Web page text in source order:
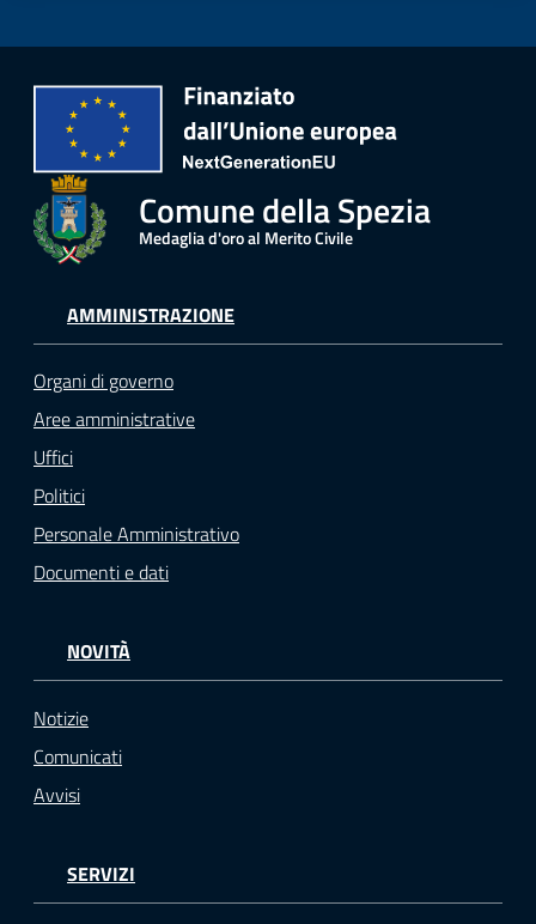
Comune della Spezia
Medaglia d'oro al Merito Civile
AMMINISTRAZIONE
Organi di governo
Aree amministrative
Uffici
Politici
Personale Amministrativo
Documenti e dati
NOVITÀ
Notizie
Comunicati
Avvisi
SERVIZI